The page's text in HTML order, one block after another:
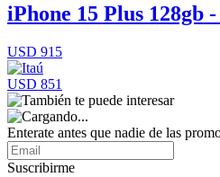
iPhone 15 Plus 128gb
USD 915
USD 851
Enterate antes que nadie de las
Suscribirme